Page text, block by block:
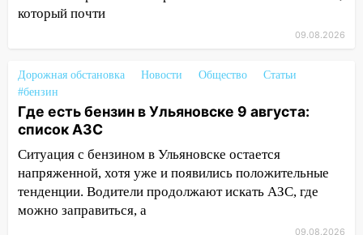
10:13 Прокуратура подвела итоги
движение трамваев в Ульяновске
09:15 Ураган, изнасилование ребенка,
автоподставы и атака беспилотников:
важные итоги прошедшей недели в
Ульяновской области
08:20 В Ульяновске восстановили
трамвайную и троллейбусную
который почти
09.08.2026
Дорожная обстановка Новости Общество
Статьи
#бензин
Где есть бензин в Ульяновске 9 августа:
список АЗС
Ситуация с бензином в Ульяновске остается
напряженной, хотя уже и появились положительные
тенденции. Водители продолжают искать АЗС, где
можно заправиться, а
09.08.2026